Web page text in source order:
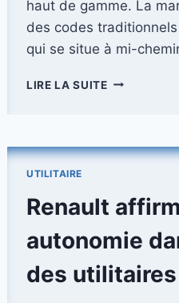
haut de gamme. La
des codes
qui se situe à mi-
LIRE LA SUITEMERCEDES-
:
ÉQUILIBRE
ENTRE
UTILITAIRE
VITO
ET
LUXE
UTILITAIRE
Renault
autonomie
des